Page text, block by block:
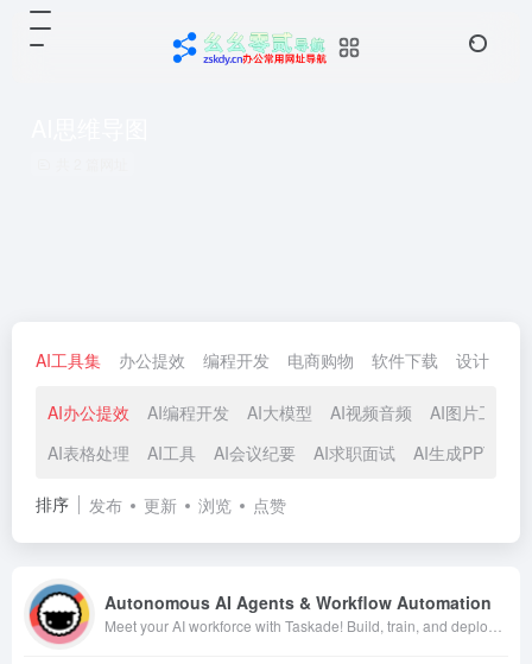
AI工具集 办公提效 编程开发 电商购物 软件下载 设计
AI办公提效 AI编程开发 AI大模型 AI视频音频 AI图片工具
AI表格处理
AI工具 AI会议纪要 AI求职面试 AI生成PPT
排序 发布 更新 浏览 点赞
Autonomous AI Agents & Workflow Automation